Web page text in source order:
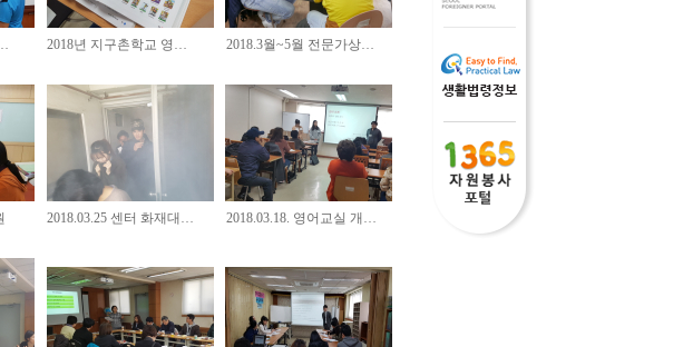
2018년 지구촌학교 영… 2018.3월~5월 전문가상…
2018.03.25 센터 화재대… 2018.03.18. 영어교실 개…